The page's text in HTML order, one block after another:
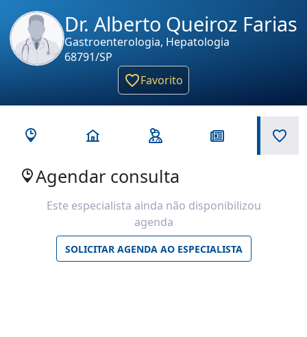
Dr. Alberto Queiroz Farias
Gastroenterologia, Hepatologia
68791/SP
Favorito
Agendar consulta